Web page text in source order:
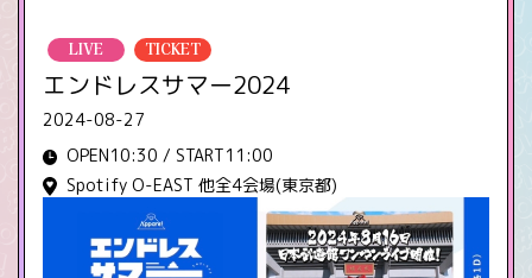
LIVE TICKET
エンドレスサマー2024
2024-08-27
OPEN10:30 / START11:00
Spotify O-EAST 他全4会場(東京都)